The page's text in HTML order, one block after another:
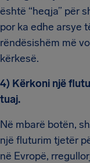
është “heqja” për
por ka edhe arsye
rëndësishëm më
kërkesë.
4) Kërkoni një
tuaj.
Në mbarë botën,
një fluturim tjetër
në Evropë,